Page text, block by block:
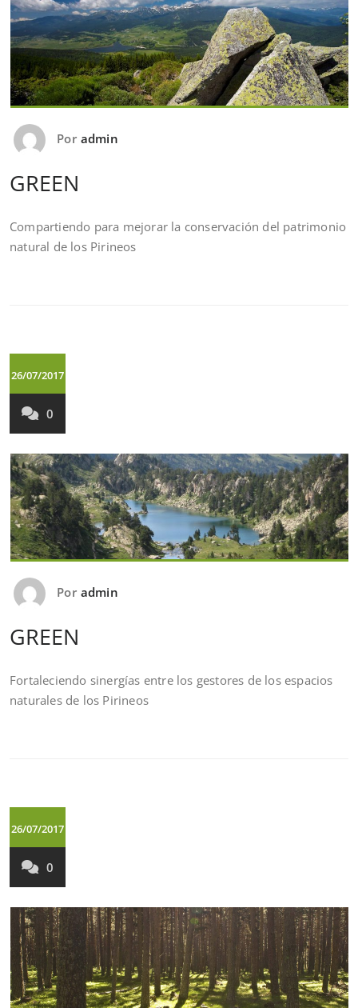
Por admin
GREEN
Compartiendo para mejorar la conservación del patrimonio
natural de los Pirineos
26/07/2017
0
Por admin
GREEN
Fortaleciendo sinergías entre los gestores de los espacios
naturales de los Pirineos
26/07/2017
0